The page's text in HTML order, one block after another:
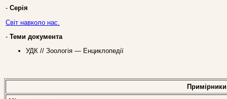
- Серія
Світ навколо нас.
- Теми документа
УДК // Зоологія — Енциклопедії
Примірники